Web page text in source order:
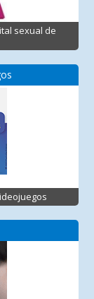
sexual de